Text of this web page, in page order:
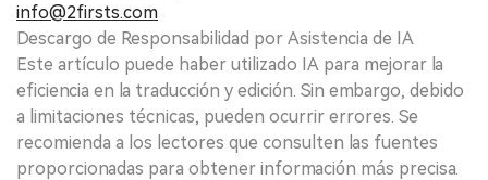
info@2firsts.com
Descargo de Responsabilidad por Asistencia de IA
Este artículo puede haber utilizado IA para mejorar la
eficiencia en la traducción y edición. Sin embargo, debido
a limitaciones técnicas, pueden ocurrir errores. Se
recomienda a los lectores que consulten las fuentes
proporcionadas para obtener información más precisa.